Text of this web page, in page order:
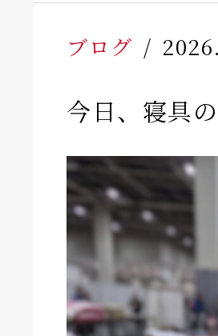
ブログ
今日、寝具